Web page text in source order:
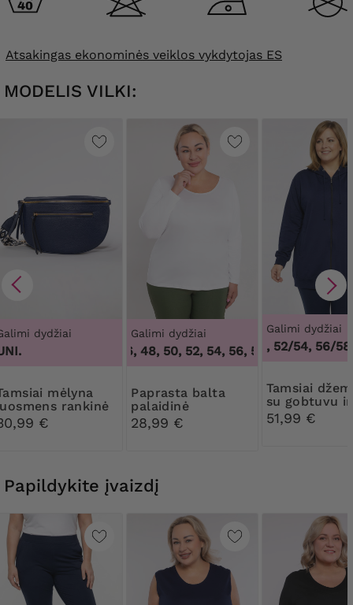
Atsakingas ekonominės veiklos vykdytojas ES
MODELIS VILKI:
dydžiai
rankinė
€
Galimi dydžiai
44, 46, 48, 50, 52, 54, 56, 58, 60, 62, 64,
Paprasta balta
palaidinė
28,99 €
Galimi dydžiai
48/50, 52/54, 56/58,
Tamsiai džemperis
su gobtuvu ir
kišenėmis
51,99 €
Papildykite įvaizdį